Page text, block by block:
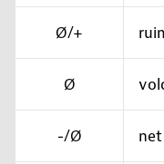
Ø/+
Ø
-/Ø